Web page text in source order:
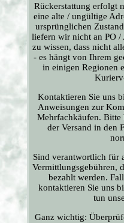
Rückerstattung erfolgt
eine alte / ungültige
ursprünglichen
liefern wir nicht an PO /
zu wissen, dass nicht
- es hängt von Ihrem
in einigen Regionen
Kontaktieren Sie uns
Anweisungen zur
Mehrfachkäufen. Bitte
der Versand in den
Sind verantwortlich für
Vermittlungsgebühren,
bezahlt werden.
kontaktieren Sie uns
tun
Ganz wichtig: